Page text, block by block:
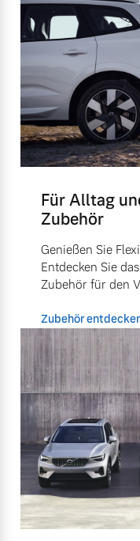
Für Alltag
Zubehör
Genießen Sie
Entdecken Sie
Zubehör für den
Zubehör